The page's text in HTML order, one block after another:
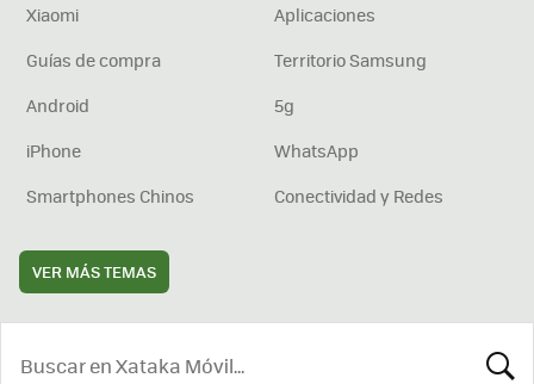
Xiaomi
Aplicaciones
Guías de compra
Territorio Samsung
Android
5g
iPhone
WhatsApp
Smartphones Chinos
Conectividad y Redes
VER MÁS TEMAS